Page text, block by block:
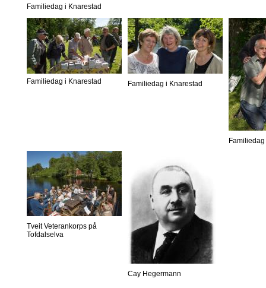
Familiedag i Knarestad
Familiedag i Knarestad Familiedag i Knarestad
Tveit Veterankorps på
Tofdalselva
Cay Hegermann